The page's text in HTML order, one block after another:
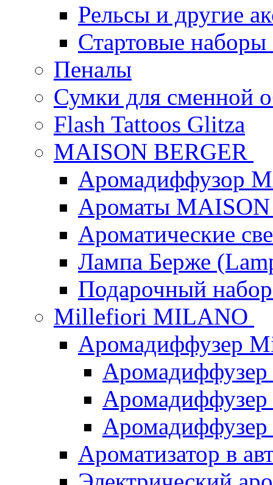
Рельсы и другие
Стартовые
Пеналы
Сумки для сменной
Flash Tattoos Glitza
MAISON BERGER
Аромадиффузор
Ароматы
Ароматические
Лампа Берже
Подарочный
Millefiori MILANO
Аромадиффузер
Ароматизатор в